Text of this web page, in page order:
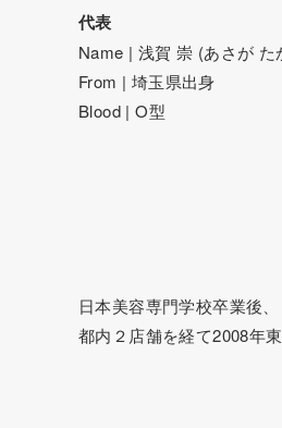
代表
Name | 浅賀 崇 (あさが た
From | 埼玉県出身
Blood | O型
日本美容専門学校卒業後、
都内２店舗を経て2008年